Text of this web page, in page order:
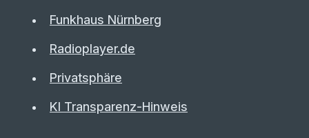
Funkhaus Nürnberg
Radioplayer.de
Privatsphäre
KI Transparenz-Hinweis